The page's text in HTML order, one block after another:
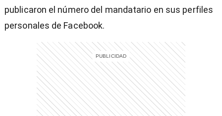
publicaron el número del mandatario en sus perfiles
personales de Facebook.